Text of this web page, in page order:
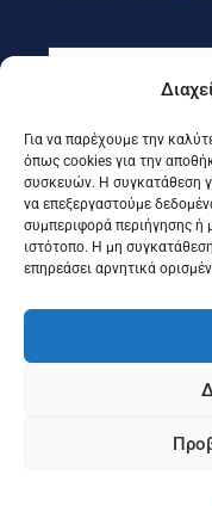
Για να παρέχουμε την
όπως cookies για την
συσκευών. Η συγκατάθεση
να επεξεργαστούμε
συμπεριφορά περιήγησης ή
ιστότοπο. Η μη
επηρεάσει αρνητικά
Εγγραφή
Ακολουθήστε μας
©2025 Portal